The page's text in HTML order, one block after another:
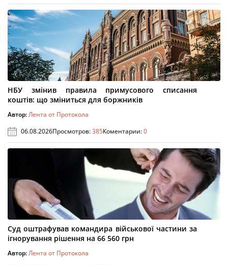
НБУ змінив правила примусового списання
коштів: що зміниться для боржників
Автор:Лента от Протокола
06.08.2026Просмотров:385Коментарии:0
Суд оштрафував командира військової частини за
ігнорування рішення на 66 560 грн
Автор:Лента от Протокола